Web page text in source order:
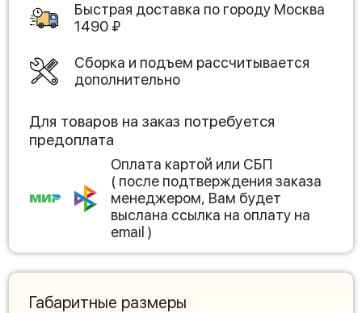
Быстрая доставка по городу Москва
1490 ₽
Сборка и подъем рассчитывается
дополнительно
Для товаров на заказ потребуется
предоплата
Оплата картой или СБП
( после подтверждения заказа
менеджером, Вам будет
выслана ссылка на оплату на
email )
Габаритные размеры